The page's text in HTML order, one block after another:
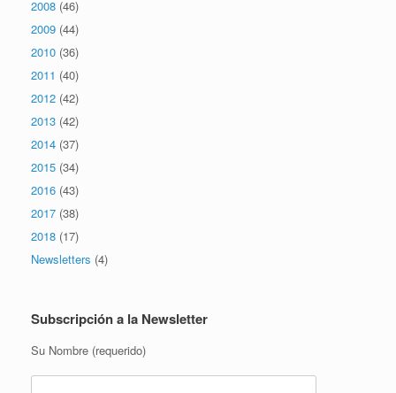
2008 (46)
2009 (44)
2010 (36)
2011 (40)
2012 (42)
2013 (42)
2014 (37)
2015 (34)
2016 (43)
2017 (38)
2018 (17)
Newsletters (4)
Subscripción a la Newsletter
Su Nombre (requerido)